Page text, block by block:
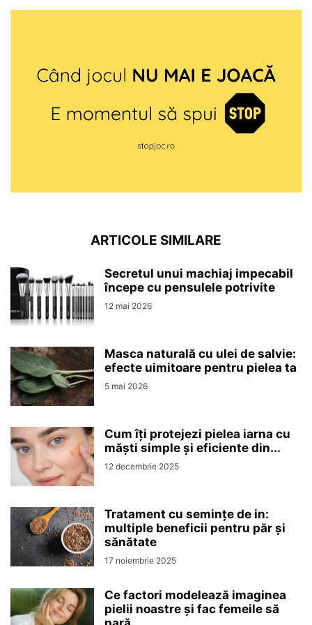
ARTICOLE SIMILARE
Secretul unui machiaj impecabil
începe cu pensulele potrivite
12 mai 2026
Masca naturală cu ulei de salvie:
efecte uimitoare pentru pielea ta
5 mai 2026
Cum îți protejezi pielea iarna cu
măști simple și eficiente din...
12 decembrie 2025
Tratament cu semințe de in:
multiple beneficii pentru păr și
sănătate
17 noiembrie 2025
Ce factori modelează imaginea
pielii noastre și fac femeile să